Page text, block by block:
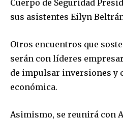
Cuerpo de Seguridad
sus asistentes Eilyn
Otros encuentros que
serán con líderes
de impulsar inversiones y
económica.
Asimismo, se reunirá con